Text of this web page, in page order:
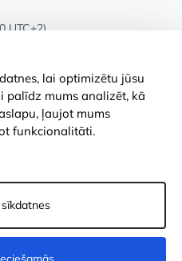
UTC+2)
Privātuma politika
Noteikumi un nosacījumi
Preču atgriešanās
Sīkdatņu iestatījumi
lai optimizētu jūsu
palīdz mums analizēt, kā
ļaujot mums
funkcionalitāti.